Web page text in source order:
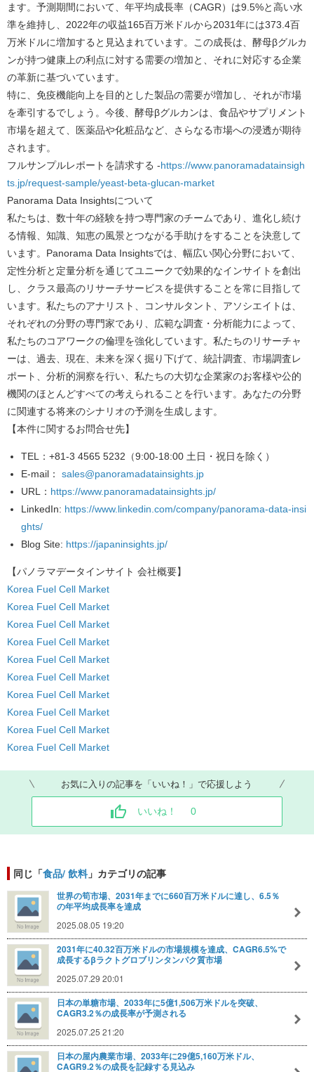
ます。予測期間において、年平均成長率（CAGR）は9.5%と高い水
準を維持し、2022年の収益165百万米ドルから2031年には373.4百
万米ドルに増加すると見込まれています。この成長は、酵母βグルカ
ンが持つ健康上の利点に対する需要の増加と、それに対応する企業
の革新に基づいています。
特に、免疫機能向上を目的とした製品の需要が増加し、それが市場
を牽引するでしょう。今後、酵母βグルカンは、食品やサプリメント
市場を超えて、医薬品や化粧品など、さらなる市場への浸透が期待
されます。
フルサンプルレポートを請求する -https://www.panoramadatainsigh
ts.jp/request-sample/yeast-beta-glucan-market
Panorama Data Insightsについて
私たちは、数十年の経験を持つ専門家のチームであり、進化し続け
る情報、知識、知恵の風景とつながる手助けをすることを決意して
います。Panorama Data Insightsでは、幅広い関心分野において、
定性分析と定量分析を通じてユニークで効果的なインサイトを創出
し、クラス最高のリサーチサービスを提供することを常に目指して
います。私たちのアナリスト、コンサルタント、アソシエイトは、
それぞれの分野の専門家であり、広範な調査・分析能力によって、
私たちのコアワークの倫理を強化しています。私たちのリサーチャ
ーは、過去、現在、未来を深く掘り下げて、統計調査、市場調査レ
ポート、分析的洞察を行い、私たちの大切な企業家のお客様や公的
機関のほとんどすべての考えられることを行います。あなたの分野
に関連する将来のシナリオの予測を生成します。
【本件に関するお問合せ先】
TEL
：+81-3 4565 5232（9:00-18:00 土日・祝日を除く）
E-mail ： sales@panoramadatainsights.jp
URL
： https://www.panoramadatainsights.jp/
LinkedIn: https://www.linkedin.com/company/panorama-data-insi
ghts/
Blog Site: https://japaninsights.jp/
【パノラマデータインサイト 会社概要】
Korea Fuel Cell Market
Korea Fuel Cell Market
Korea Fuel Cell Market
Korea Fuel Cell Market
Korea Fuel Cell Market
Korea Fuel Cell Market
Korea Fuel Cell Market
Korea Fuel Cell Market
Korea Fuel Cell Market
Korea Fuel Cell Market
お気に入りの記事を「いいね！」で応援しよう
いいね！ 0
同じ「食品/ 飲料」カテゴリの記事
世界の筍市場、2031年までに660百万米ドルに達し、6.5％
の年平均成長率を達成
2025.08.05 19:20
2031年に40.32百万米ドルの市場規模を達成、CAGR6.5%で
成長するβラクトグロブリンタンパク質市場
2025.07.29 20:01
日本の単糖市場、2033年に5億1,506万米ドルを突破、
CAGR3.2％の成長率が予測される
2025.07.25 21:20
日本の屋内農業市場、2033年に29億5,160万米ドル、
CAGR9.2％の成長を記録する見込み